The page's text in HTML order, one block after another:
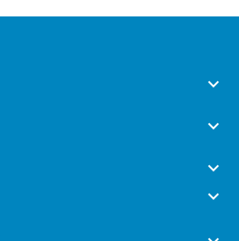



